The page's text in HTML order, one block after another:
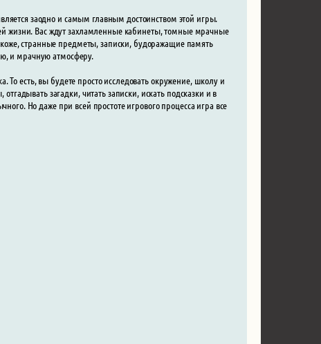
заодно и самым главным достоинством этой игры.
жизни. Вас ждут захламленные кабинеты, томные мрачные
странные предметы, записки, будоражащие память
и мрачную атмосферу.
То есть, вы будете просто исследовать окружение, школу и
загадки, читать записки, искать подсказки и в
Но даже при всей простоте игрового процесса игра все